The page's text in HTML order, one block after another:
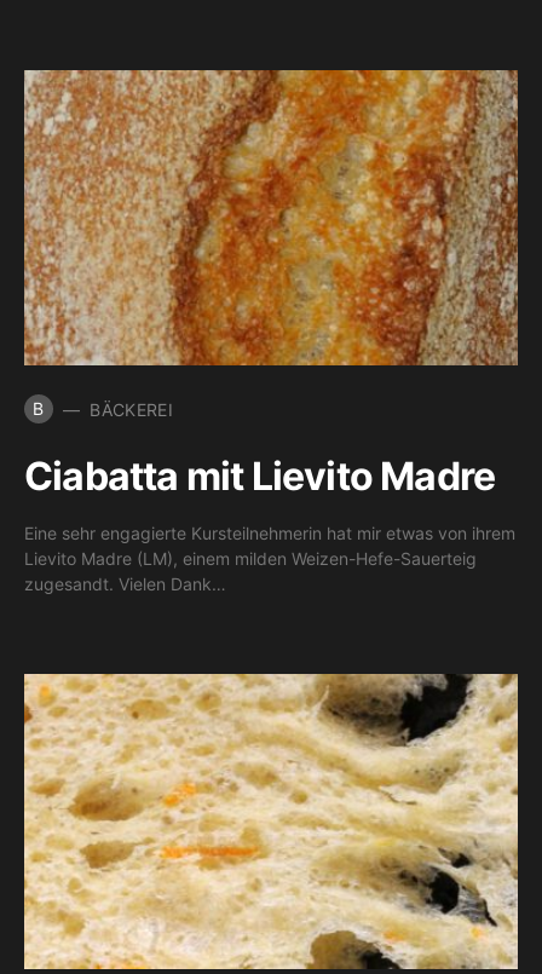
B BÄCKEREI
Ciabatta mit Lievito Madre
Eine sehr engagierte Kursteilnehmerin hat mir etwas von ihrem
Lievito Madre (LM), einem milden Weizen-Hefe-Sauerteig
zugesandt. Vielen Dank…